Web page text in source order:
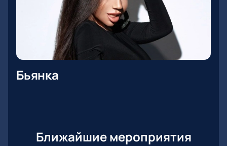
Бьянка
Ближайшие мероприятия